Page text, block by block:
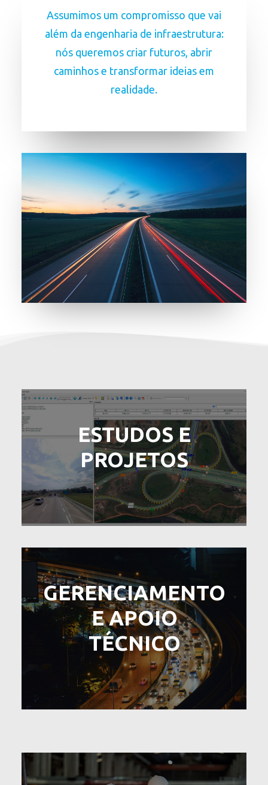
Assumimos um compromisso que vai
além da engenharia de infraestrutura:
nós queremos criar futuros, abrir
caminhos e transformar ideias em
realidade.
ESTUDOS E
PROJETOS
GERENCIAMENTO
E APOIO
TÉCNICO